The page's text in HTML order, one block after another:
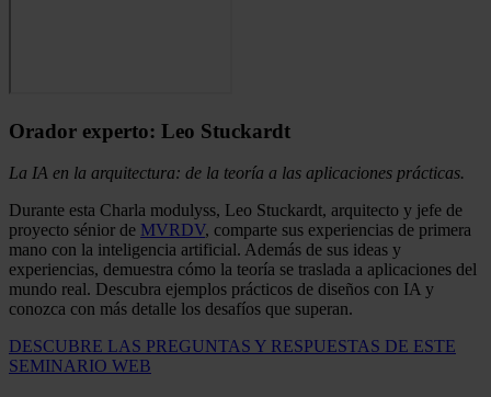
Orador experto: Leo Stuckardt
La IA en la arquitectura: de la teoría a las aplicaciones prácticas.
Durante esta Charla modulyss, Leo Stuckardt, arquitecto y jefe de
proyecto sénior de MVRDV, comparte sus experiencias de primera
mano con la inteligencia artificial. Además de sus ideas y
experiencias, demuestra cómo la teoría se traslada a aplicaciones del
mundo real. Descubra ejemplos prácticos de diseños con IA y
conozca con más detalle los desafíos que superan.
DESCUBRE LAS PREGUNTAS Y RESPUESTAS DE ESTE
SEMINARIO WEB